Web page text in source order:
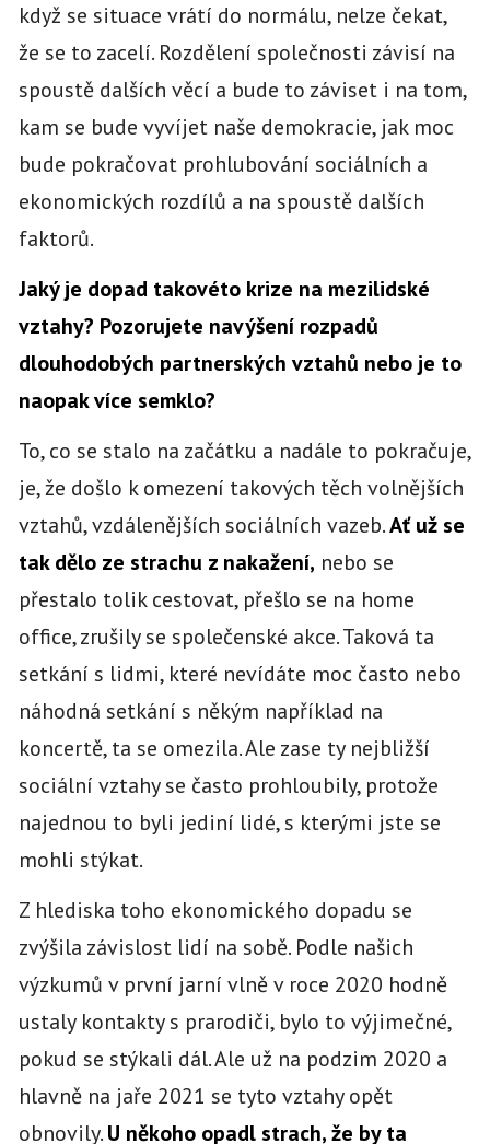
když se situace vrátí do normálu, nelze čekat,
že se to zacelí. Rozdělení společnosti závisí na
spoustě dalších věcí a bude to záviset i na tom,
kam se bude vyvíjet naše demokracie, jak moc
bude pokračovat prohlubování sociálních a
ekonomických rozdílů a na spoustě dalších
faktorů.
Jaký je dopad takovéto krize na mezilidské
vztahy? Pozorujete navýšení rozpadů
dlouhodobých partnerských vztahů nebo je to
naopak více semklo?
To, co se stalo na začátku a nadále to pokračuje,
je, že došlo k omezení takových těch volnějších
vztahů, vzdálenějších sociálních vazeb.Ať už se
tak dělo ze strachu z nakažení, nebo se
přestalo tolik cestovat, přešlo se na home
office, zrušily se společenské akce. Taková ta
setkání s lidmi, které nevídáte moc často nebo
náhodná setkání s někým například na
koncertě, ta se omezila. Ale zase ty nejbližší
sociální vztahy se často prohloubily, protože
najednou to byli jediní lidé, s kterými jste se
mohli stýkat.
Z hlediska toho ekonomického dopadu se
zvýšila závislost lidí na sobě. Podle našich
výzkumů v první jarní vlně v roce 2020 hodně
ustaly kontakty s prarodiči, bylo to výjimečné,
pokud se stýkali dál. Ale už na podzim 2020 a
hlavně na jaře 2021 se tyto vztahy opět
obnovily.U někoho opadl strach, že by ta